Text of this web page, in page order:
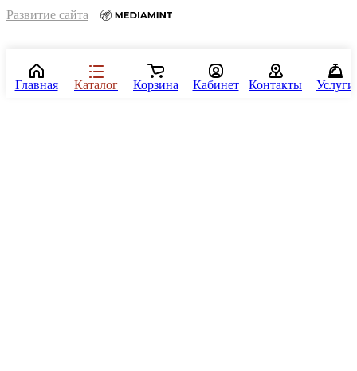
Развитие сайта
Главная Каталог Корзина Кабинет Контакты Услуги